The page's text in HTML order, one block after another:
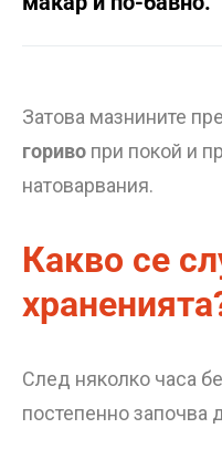
Затова мазнините
гориво при покой и
натоварвания.
Какво се
След няколко часа
постепенно започва